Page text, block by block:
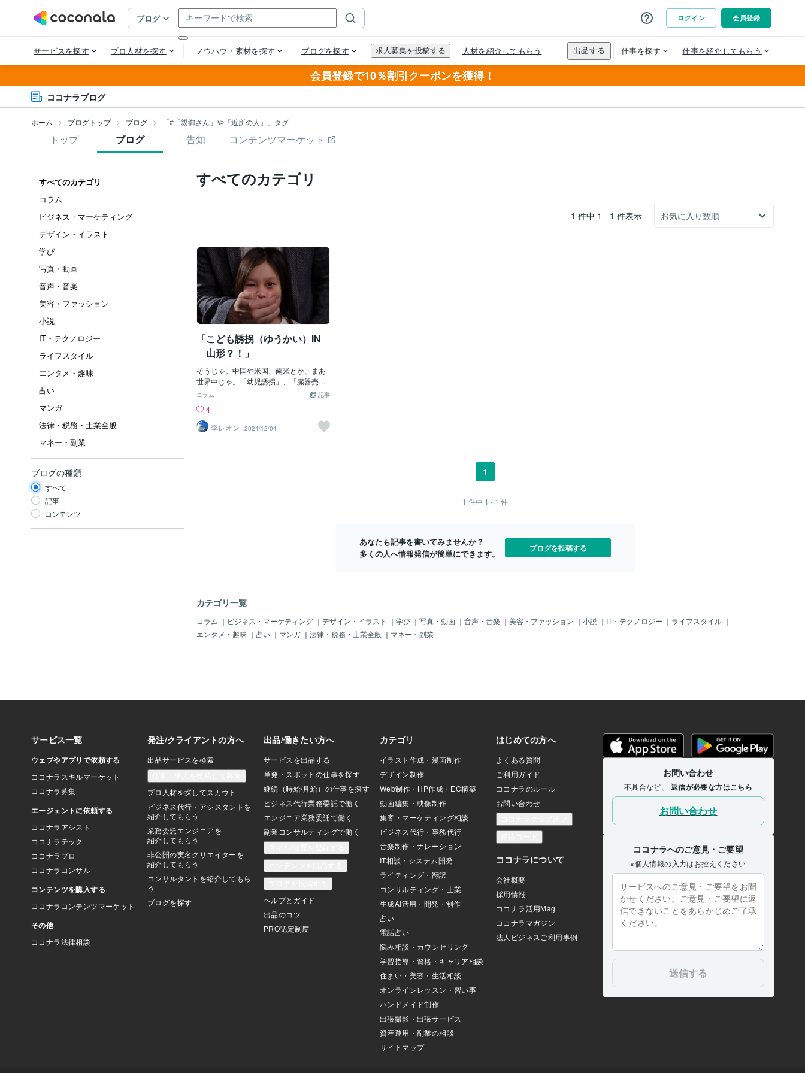
会員登録で10％割引クーポンを獲得！
ココナラブログ
ホーム ブログトップ ブログ 「#「親御さん」や「近所の人」」タグ
トップ ブログ 告知 コンテンツマーケット
すべてのカテゴリ
コラム
ビジネス・マーケティング
デザイン・イラスト
学び
写真・動画
音声・音楽
美容・ファッション
小説
IT・テクノロジー
ライフスタイル
エンタメ・趣味
占い
マンガ
法律・税務・士業全般
マネー・副業
ブログの種類
すべて
記事
コンテンツ
すべてのカテゴリ
1 件中 1 - 1 件表示
「こども誘拐（ゆうかい）IN
山形？！」
そうじゃ。中国や米国、南米とか、まあ
世界中じゃ。「幼児誘拐」、「臓器売
買」とかって「日本以外」のお話でし
もう前から「日本国内で発生中」じゃ！
ちょい前に「中国人女」が「小学生」を
誘拐しようとして失敗し、警察に逮捕さ
ゃ。まるで、「犯人が親の様に演技」し
てじゃ。（＾＾；中国では「大のオト
ナ」が無理やり「誘拐される」というの
は普通の風景じゃ。そう、「強引に数名
で、一人を拉致（らち）」なんて「毎日
のが「日本」なのじゃ。悲しいけどそう
じゃ。「日本人は高く売れる」というの
は「世界共通」かも知れんぞよ。「日本
食を食べ、日本人の高い教養と信頼性」
って、もう「世界中」が知っている事実
じゃ。どこの誰
記事
コラム
4
李レオン
2024/12/04
1
1 件中 1 - 1 件
あなたも記事を書いてみませんか？
多くの人へ情報発信が簡単にできます。
ブログを投稿する
カテゴリ一覧
コラム ｜ ビジネス・マーケティング ｜ デザイン・イラスト ｜ 学び ｜ 写真・動画 ｜ 音声・音楽 ｜ 美容・ファッション ｜ 小説 ｜ IT・テクノロジー ｜ ライフスタイル ｜
エンタメ・趣味 ｜ 占い ｜ マンガ ｜ 法律・税務・士業全般 ｜ マネー・副業